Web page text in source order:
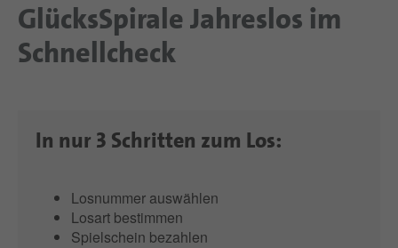
GlücksSpirale Jahreslos im
Schnellcheck
In nur 3 Schritten zum Los:
Losnummer auswählen
Losart bestimmen
Spielschein bezahlen